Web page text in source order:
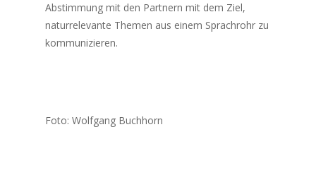
Abstimmung mit den Partnern mit dem Ziel,
naturrelevante Themen aus einem Sprachrohr zu
kommunizieren.
Foto: Wolfgang Buchhorn